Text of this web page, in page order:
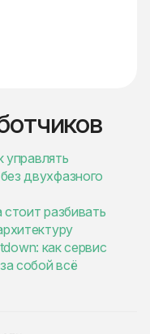
управлять
двухфазного
разбивать
как сервис
собой всё